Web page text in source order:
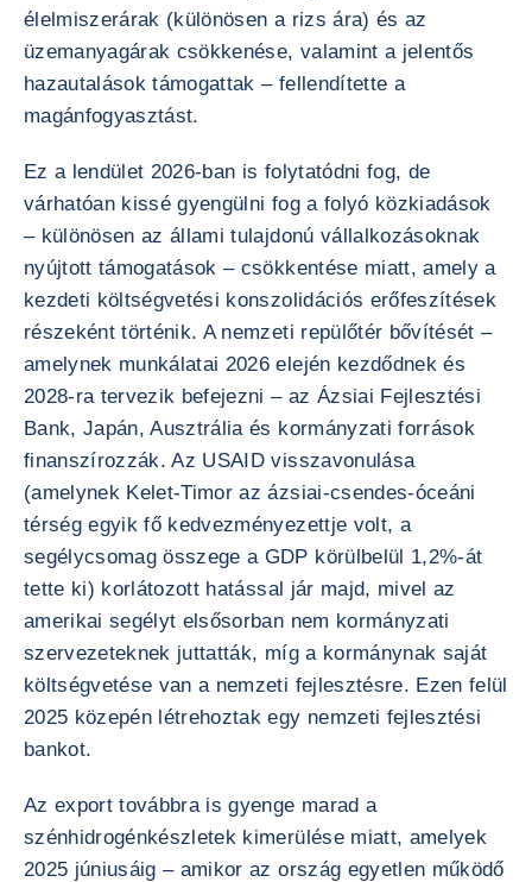
élelmiszerárak (különösen a rizs ára) és az
üzemanyagárak csökkenése, valamint a jelentős
hazautalások támogattak – fellendítette a
magánfogyasztást.
Ez a lendület 2026-ban is folytatódni fog, de
várhatóan kissé gyengülni fog a folyó közkiadások
– különösen az állami tulajdonú vállalkozásoknak
nyújtott támogatások – csökkentése miatt, amely a
kezdeti költségvetési konszolidációs erőfeszítések
részeként történik. A nemzeti repülőtér bővítését –
amelynek munkálatai 2026 elején kezdődnek és
2028-ra tervezik befejezni – az Ázsiai Fejlesztési
Bank, Japán, Ausztrália és kormányzati források
finanszírozzák. Az USAID visszavonulása
(amelynek Kelet-Timor az ázsiai-csendes-óceáni
térség egyik fő kedvezményezettje volt, a
segélycsomag összege a GDP körülbelül 1,2%-át
tette ki) korlátozott hatással jár majd, mivel az
amerikai segélyt elsősorban nem kormányzati
szervezeteknek juttatták, míg a kormánynak saját
költségvetése van a nemzeti fejlesztésre. Ezen felül
2025 közepén létrehoztak egy nemzeti fejlesztési
bankot.
Az export továbbra is gyenge marad a
szénhidrogénkészletek kimerülése miatt, amelyek
2025 júniusáig – amikor az ország egyetlen működő